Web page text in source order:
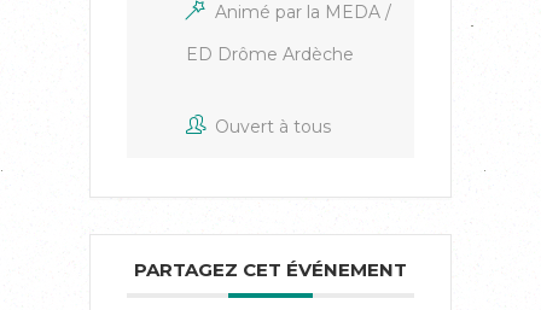
Animé par la MEDA /
ED Drôme Ardèche
Ouvert à tous
PARTAGEZ CET ÉVÉNEMENT